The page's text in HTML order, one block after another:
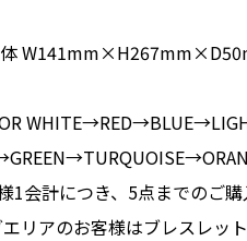
体
会計につき、5点までのご購
リアのお客様はブレスレッ